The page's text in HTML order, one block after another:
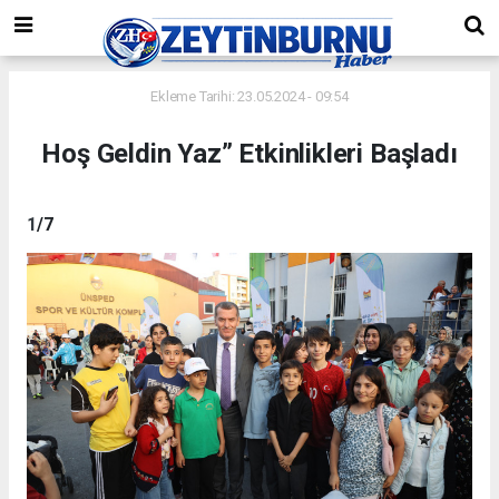
Ekleme Tarihi: 23.05.2024 - 09:54
Hoş Geldin Yaz” Etkinlikleri Başladı
1/7